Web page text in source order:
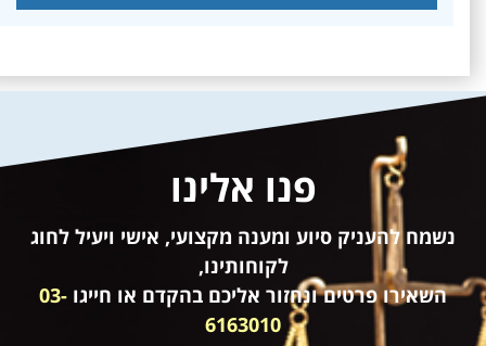
פנו אלינו
נשמח להעניק סיוע ומענה מקצועי, אישי ויעיל לחוג
לקוחותינו,
השאירו פרטים ונחזור אליכם בהקדם או חייגו03-
6163010